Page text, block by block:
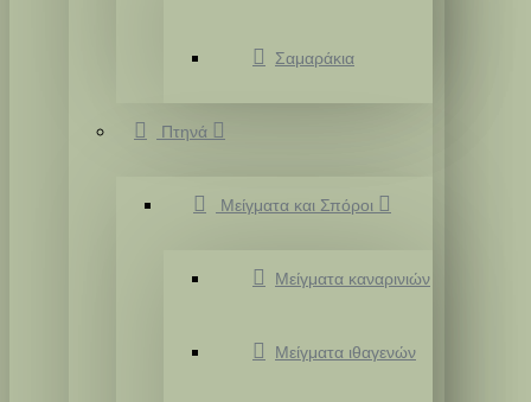
Σαμαράκια
Πτηνά
Μείγματα και Σπόροι
Μείγματα καναρινιών
Μείγματα ιθαγενών